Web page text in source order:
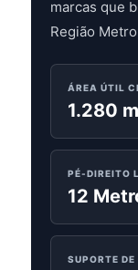
marcas que
Região
ÁREA ÚTIL
1.280
PÉ-DIREITO
12
SUPORTE